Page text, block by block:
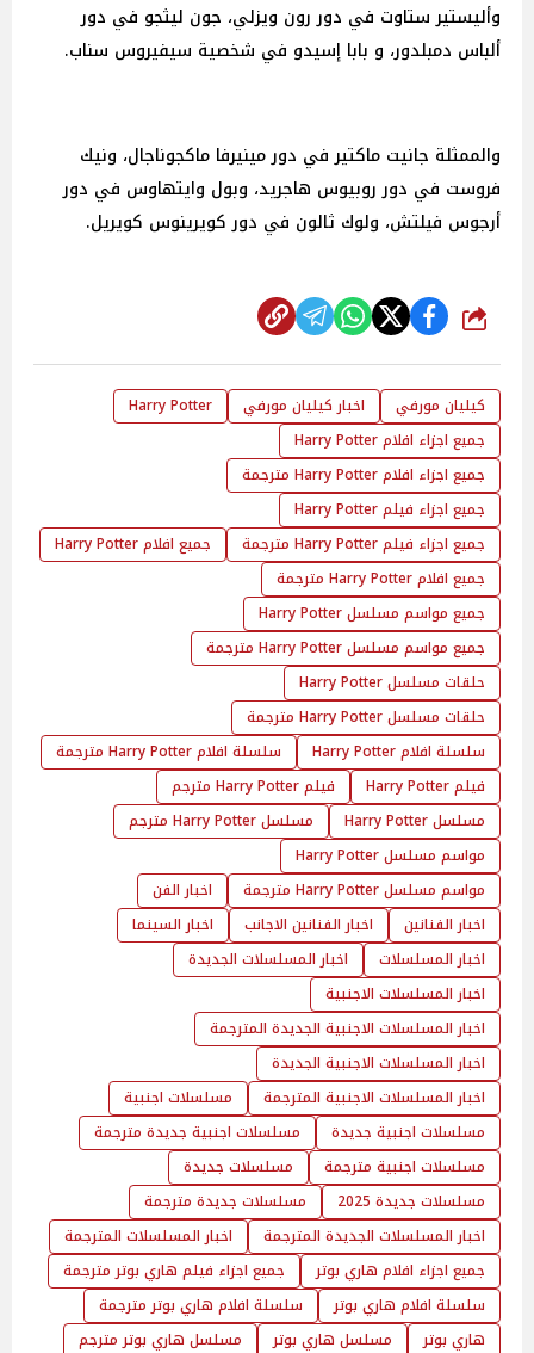
وأليستير ستاوت في دور رون ويزلي، جون ليثجو في دور
ألباس دمبلدور، و بابا إسيدو في شخصية سيفيروس سناب.
والممثلة جانيت ماكتير في دور مينيرفا ماكجوناجال، ونيك
فروست في دور روبيوس هاجريد، وبول وايتهاوس في دور
أرجوس فيلتش، ولوك ثالون في دور كويرينوس كويريل.
شارك
كيليان مورفي اخبار كيليان مورفي
Harry Potter
جميع اجزاء افلام Harry Potter
جميع اجزاء افلام Harry Potter مترجمة
جميع اجزاء فيلم Harry Potter
جميع اجزاء فيلم Harry Potter مترجمة
جميع افلام Harry Potter
جميع افلام Harry Potter مترجمة
جميع مواسم مسلسل Harry Potter
جميع مواسم مسلسل Harry Potter مترجمة
حلقات مسلسل Harry Potter
حلقات مسلسل Harry Potter مترجمة
سلسلة افلام Harry Potter
سلسلة افلام Harry Potter مترجمة
فيلم Harry Potter
فيلم Harry Potter مترجم
مسلسل Harry Potter
مسلسل Harry Potter مترجم
مواسم مسلسل Harry Potter
مواسم مسلسل Harry Potter مترجمة
اخبار الفن
اخبار الفنانين
اخبار الفنانين الاجانب
اخبار السينما
اخبار المسلسلات
اخبار المسلسلات الجديدة
اخبار المسلسلات الاجنبية
اخبار المسلسلات الاجنبية الجديدة المترجمة
اخبار المسلسلات الاجنبية الجديدة
اخبار المسلسلات الاجنبية المترجمة
مسلسلات اجنبية
مسلسلات اجنبية جديدة
مسلسلات اجنبية جديدة مترجمة
مسلسلات اجنبية مترجمة
مسلسلات جديدة
مسلسلات جديدة 2025
مسلسلات جديدة مترجمة
اخبار المسلسلات الجديدة المترجمة
اخبار المسلسلات المترجمة
جميع اجزاء افلام هاري بوتر
جميع اجزاء فيلم هاري بوتر مترجمة
سلسلة افلام هاري بوتر
سلسلة افلام هاري بوتر مترجمة
هاري بوتر
مسلسل هاري بوتر
مسلسل هاري بوتر مترجم